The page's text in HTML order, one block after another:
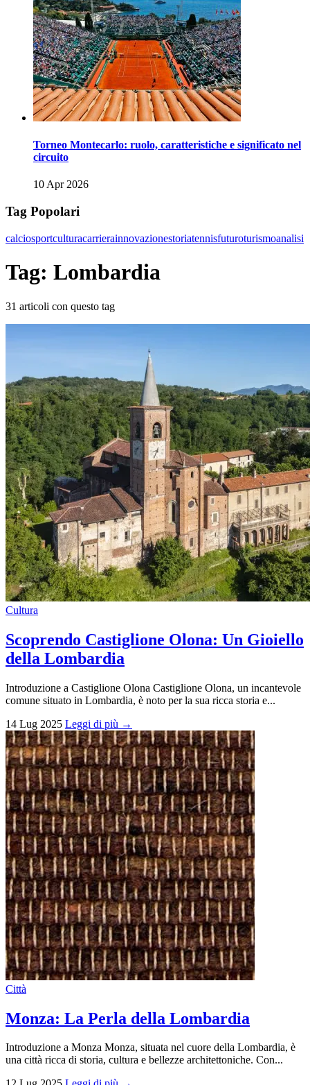
Torneo Montecarlo: ruolo, caratteristiche e significato nel
circuito
10 Apr 2026
Tag Popolari
calciosportculturacarrierainnovazionestoriatennisfuturoturismoanalisi
Tag: Lombardia
31 articoli con questo tag
Cultura
Scoprendo Castiglione Olona: Un Gioiello
della Lombardia
Introduzione a Castiglione Olona Castiglione Olona, un incantevole
comune situato in Lombardia, è noto per la sua ricca storia e...
14 Lug 2025 Leggi di più →
Città
Monza: La Perla della Lombardia
Introduzione a Monza Monza, situata nel cuore della Lombardia, è
una città ricca di storia, cultura e bellezze architettoniche. Con...